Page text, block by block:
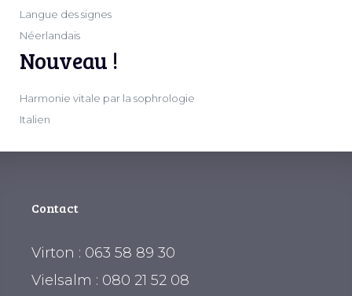
Langue des signes
Néerlandais
Nouveau !
Harmonie vitale par la sophrologie
Italien
Contact
Virton : 063 58 89 30
Vielsalm : 080 21 52 08